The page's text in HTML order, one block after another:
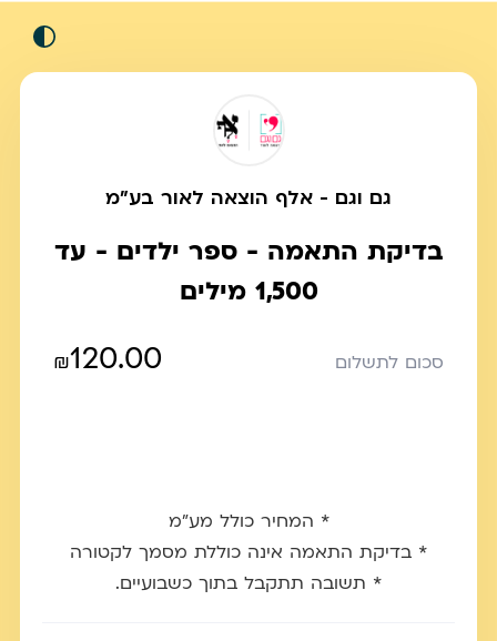
גם וגם - אלף הוצאה לאור בע"מ
בדיקת התאמה - ספר ילדים - עד
1,500 מילים
סכום לתשלום ₪120.00
* המחיר כולל מע״מ
* בדיקת התאמה אינה כוללת מסמך לקטורה
* תשובה תתקבל בתוך כשבועיים.